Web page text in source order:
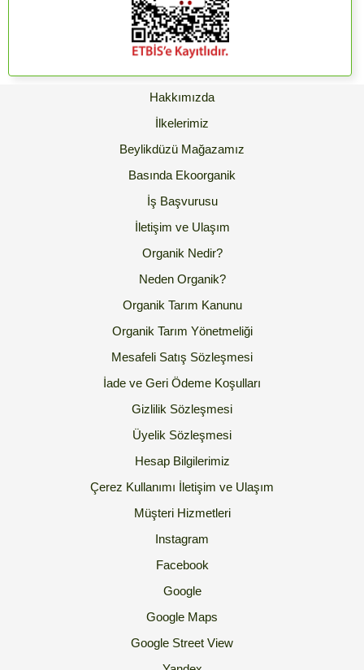
Hakkımızda
İlkelerimiz
Beylikdüzü Mağazamız
Basında Ekoorganik
İş Başvurusu
İletişim ve Ulaşım
Organik Nedir?
Neden Organik?
Organik Tarım Kanunu
Organik Tarım Yönetmeliği
Mesafeli Satış Sözleşmesi
İade ve Geri Ödeme Koşulları
Gizlilik Sözleşmesi
Üyelik Sözleşmesi
Hesap Bilgilerimiz
Çerez Kullanımı İletişim ve Ulaşım
Müşteri Hizmetleri
Instagram
Facebook
Google
Google Maps
Google Street View